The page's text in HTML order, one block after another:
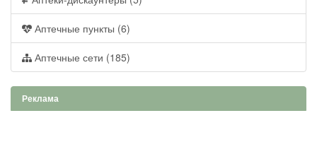
Аптечные пункты (6)
Аптечные сети (185)
Реклама